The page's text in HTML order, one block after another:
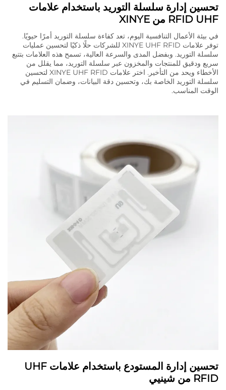
تحسين إدارة سلسلة التوريد باستخدام علامات
RFID UHF من XINYE
في بيئة الأعمال التنافسية اليوم، تعد كفاءة سلسلة التوريد أمرًا حيويًا.
توفر علامات XINYE UHF RFID للشركات حلًا ذكيًا لتحسين عمليات
سلسلة التوريد. وبفضل المدى والسرعة العالية، تسمح هذه العلامات بتتبع
سريع ودقيق للمنتجات والمخزون عبر سلسلة التوريد، مما يقلل من
الأخطاء ويحد من التأخير. اختر علامات XINYE UHF RFID لتحسين
سلسلة التوريد الخاصة بك، وتحسين دقة البيانات، وضمان التسليم في
الوقت المناسب.
تحسين إدارة المستودع باستخدام علامات UHF
RFID من شينيي